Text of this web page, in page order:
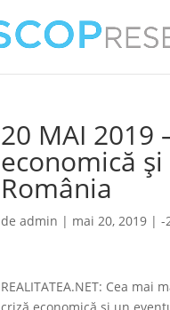
20 MAI 2019
economică
România
deadmin | mai 20, 2019 |-
REALITATEA.NET: Cea